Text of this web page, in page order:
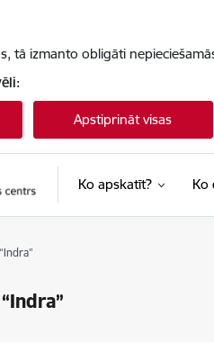
tā izmanto obligāti
Apstiprināt visas
Ko apskatīt? Ko